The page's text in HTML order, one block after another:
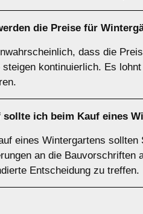
die Preise für
dass die
steigen kontinuierlich. Es
sollte ich beim Kauf eines
eines Wintergartens
an die Bauvorschriften
Entscheidung zu treffen.